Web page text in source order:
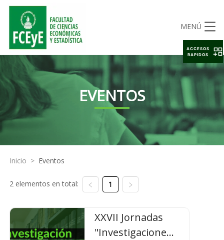
MENÚ
EVENTOS
Inicio > Eventos
2 elementos en total: 1
XXVII Jornadas
"Investigacione...
ACCESOS
RAPIDOS